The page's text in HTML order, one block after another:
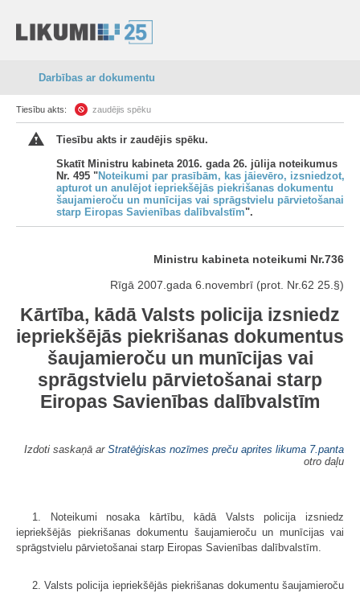
Darbības ar dokumentu
Tiesību akts: zaudējis spēku
Tiesību akts ir zaudējis spēku.
Skatīt Ministru kabineta 2016. gada 26. jūlija noteikumus
Nr. 495 "Noteikumi par prasībām, kas jāievēro, izsniedzot,
apturot un anulējot iepriekšējās piekrišanas dokumentu
šaujamieroču un munīcijas vai sprāgstvielu pārvietošanai
starp Eiropas Savienības dalībvalstīm".
Ministru kabineta noteikumi Nr.736
Rīgā 2007.gada 6.novembrī (prot. Nr.62 25.§)
Kārtība, kādā Valsts policija izsniedz
iepriekšējās piekrišanas dokumentus
šaujamieroču un munīcijas vai
sprāgstvielu pārvietošanai starp
Eiropas Savienības dalībvalstīm
Izdoti saskaņā ar Stratēģiskas nozīmes preču aprites likuma 7.panta
otro daļu
1. Noteikumi nosaka kārtību, kādā Valsts policija izsniedz
iepriekšējās piekrišanas dokumentu šaujamieroču un munīcijas vai
sprāgstvielu pārvietošanai starp Eiropas Savienības dalībvalstīm.
2. Valsts policija iepriekšējās piekrišanas dokumentu šaujamieroču